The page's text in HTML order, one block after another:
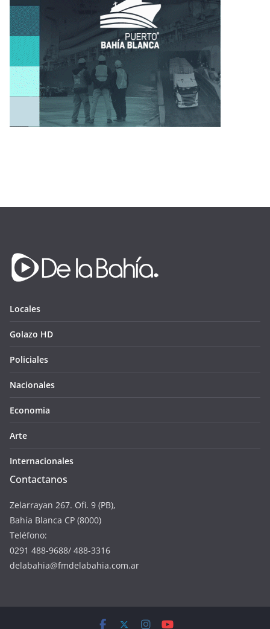
Locales
Golazo HD
Policiales
Nacionales
Economia
Arte
Internacionales
Contactanos
Zelarrayan 267. Ofi. 9 (PB),
Bahía Blanca CP (8000)
Teléfono:
0291 488-9688/ 488-3316
delabahia@fmdelabahia.com.ar